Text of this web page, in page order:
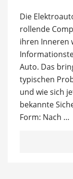
Die
rollende
ihren Inneren
Auto. Das
typischen
und wie sich
bekannte
Form: Nach …